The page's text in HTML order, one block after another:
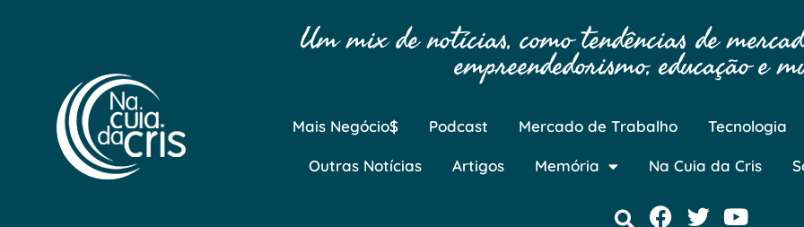
Um mix de notícias, como tendências de
empreendedorismo, educação e
Mais Negócio$ Podcast Mercado de Trabalho Tecnologia
Outras Notícias Artigos Memória Na Cuia da Cris